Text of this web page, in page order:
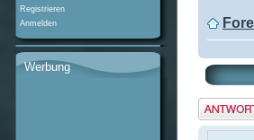
Antwort
erstellen
Registrieren
Anmelden
Werbung